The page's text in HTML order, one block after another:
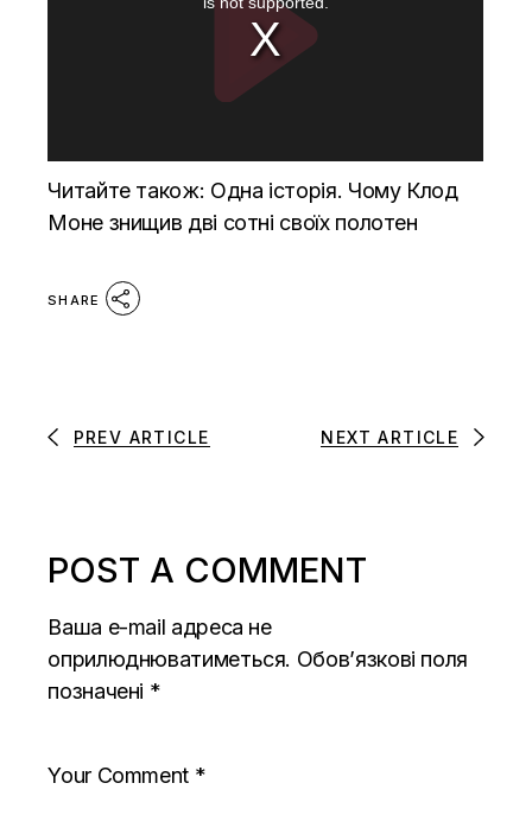
Читайте також: Одна історія. Чому Клод
Моне знищив дві сотні своїх полотен
SHARE
PREV ARTICLE NEXT ARTICLE
POST A COMMENT
Ваша e-mail адреса не
оприлюднюватиметься. Обов’язкові поля
позначені *